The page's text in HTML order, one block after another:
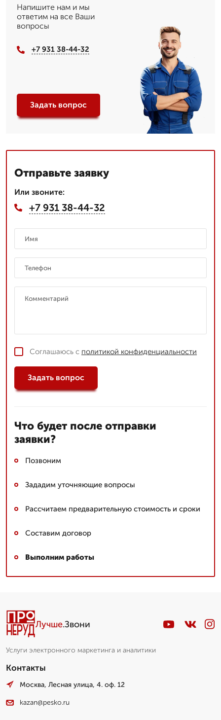
Напишите нам и мы
ответим на все Ваши
вопросы
+7 931 38-44-32
Задать вопрос
Отправьте заявку
Или звоните:
+7 931 38-44-32
Соглашаюсь с политикой конфиденциальности
Задать вопрос
Что будет после отправки
заявки?
Позвоним
Зададим уточняющие вопросы
Рассчитаем предварительную стоимость и сроки
Составим договор
Выполним работы
Лучше.Звони
Услуги электронного маркетинга и аналитики
Контакты
Москва, Лесная улица, 4. оф. 12
kazan@pesko.ru